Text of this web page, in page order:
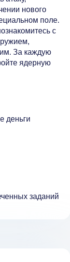
нового
поле.
с
За каждую
ядерную
деньги
заданий